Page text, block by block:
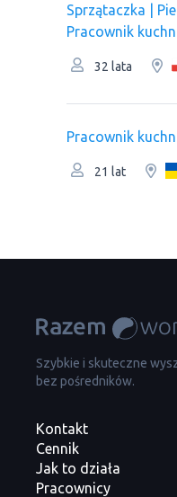
Sprzątaczka |
Pracownik
32 lata
Pracownik
21 lat
Szybkie i skuteczne
bez pośredników.
Kontakt
Cennik
Jak to działa
Pracownicy